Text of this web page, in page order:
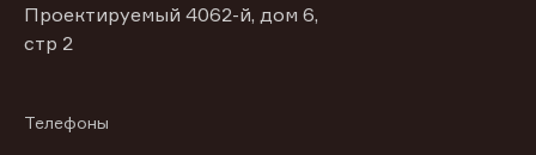
Проектируемый 4062-й, дом 6,
стр 2
Телефоны